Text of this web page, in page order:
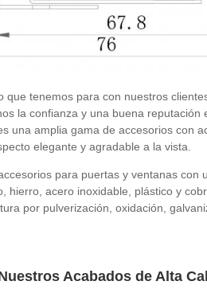
que tenemos para con nuestros
la confianza y una buena
una amplia gama de accesorios con
elegante y agradable a la vista.
para puertas y ventanas
hierro, acero inoxidable, plástico y
por pulverización, oxidación,
Acabados de Alta